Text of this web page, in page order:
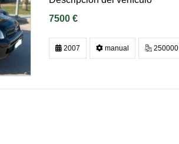
7500 €
2007 manual 250000